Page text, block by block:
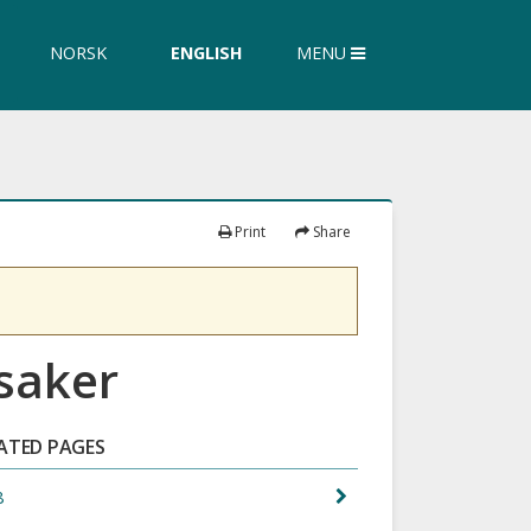
NORSK ENGLISH MENU
Print Share
PAGES